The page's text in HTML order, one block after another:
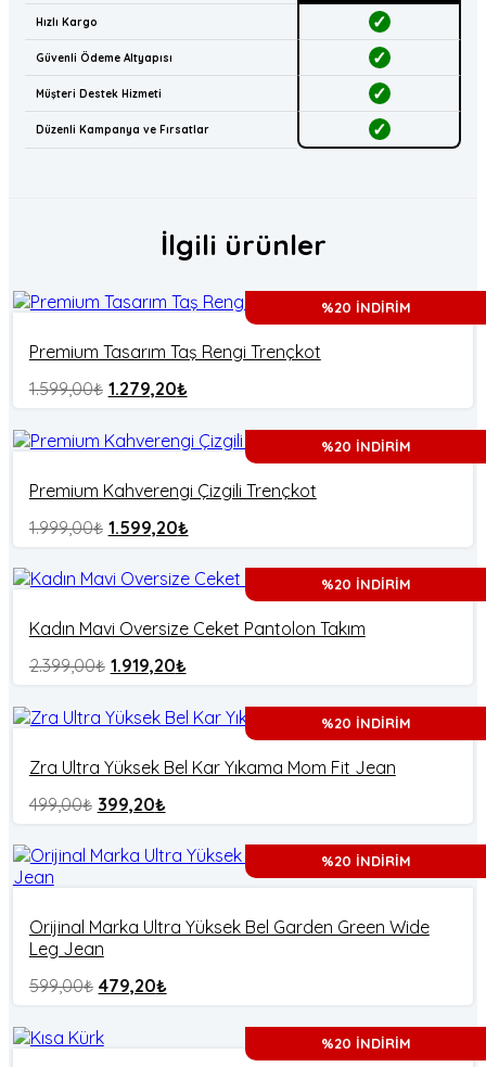
Hızlı Kargo ✓
Güvenli Ödeme Altyapısı ✓
Müşteri Destek Hizmeti ✓
Düzenli Kampanya ve Fırsatlar ✓
İlgili ürünler
%20 İNDİRİM
Premium Tasarım Taş Rengi Trençkot
1.599,00₺ 1.279,20₺
%20 İNDİRİM
Premium Kahverengi Çizgili Trençkot
1.999,00₺ 1.599,20₺
%20 İNDİRİM
Kadın Mavi Oversize Ceket Pantolon Takım
2.399,00₺ 1.919,20₺
%20 İNDİRİM
Zra Ultra Yüksek Bel Kar Yıkama Mom Fit Jean
499,00₺ 399,20₺
%20 İNDİRİM
Orijinal Marka Ultra Yüksek Bel Garden Green Wide
Leg Jean
599,00₺ 479,20₺
%20 İNDİRİM